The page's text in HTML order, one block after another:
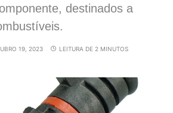
destinados a
19, 2023 LEITURA DE 2 MINUTOS